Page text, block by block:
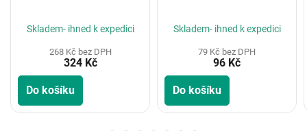
Skladem- ihned k expedici
268 Kč bez DPH
324 Kč
Do košíku
Skladem- ihned k expedici
79 Kč bez DPH
96 Kč
Do košíku